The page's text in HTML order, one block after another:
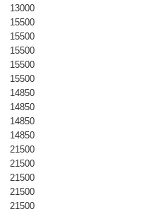
13000
15500
15500
15500
15500
15500
14850
14850
14850
14850
21500
21500
21500
21500
21500